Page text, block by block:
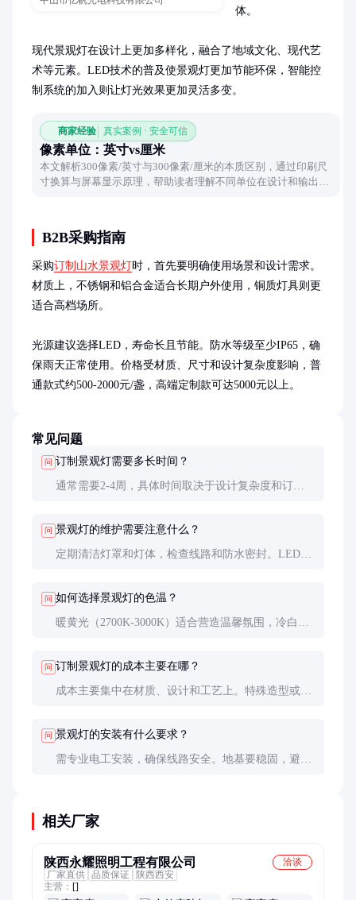
体。
现代景观灯在设计上更加多样化，融合了地域文化、现代艺
术等元素。LED技术的普及使景观灯更加节能环保，智能控
制系统的加入则让灯光效果更加灵活多变。
商家经验 真实案例 · 安全可信
像素单位：英寸vs厘米
本文解析300像素/英寸与300像素/厘米的本质区别，通过印刷尺
寸换算与屏幕显示原理，帮助读者理解不同单位在设计和输出时
B2B采购指南
采购订制山水景观灯时，首先要明确使用场景和设计需求。
材质上，不锈钢和铝合金适合长期户外使用，铜质灯具则更
适合高档场所。
光源建议选择LED，寿命长且节能。防水等级至少IP65，确
保雨天正常使用。价格受材质、尺寸和设计复杂度影响，普
通款式约500-2000元/盏，高端定制款可达5000元以上。
常见问题
问 订制景观灯需要多长时间？
通常需要2-4周，具体时间取决于设计复杂度和订单
问 景观灯的维护需要注意什么？
定期清洁灯罩和灯体，检查线路和防水密封。LED光
问 如何选择景观灯的色温？
暖黄光（2700K-3000K）适合营造温馨氛围，冷白光
问 订制景观灯的成本主要在哪？
成本主要集中在材质、设计和工艺上。特殊造型或高
问 景观灯的安装有什么要求？
需专业电工安装，确保线路安全。地基要稳固，避免
相关厂家
陕西永耀照明工程有限公司
洽谈
厂家直供 品质保证
陕西西安
主营： []